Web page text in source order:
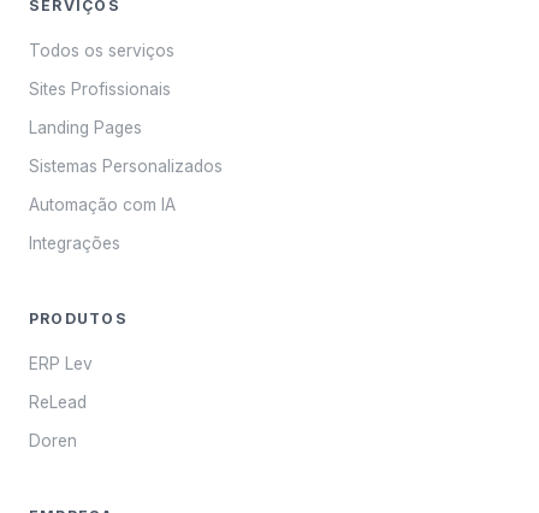
SERVIÇOS
Todos os serviços
Sites Profissionais
Landing Pages
Sistemas Personalizados
Automação com IA
Integrações
PRODUTOS
ERP Lev
ReLead
Doren